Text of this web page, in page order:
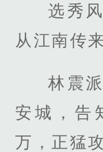
选秀
从江南传来
林震
安城，告
万，正猛